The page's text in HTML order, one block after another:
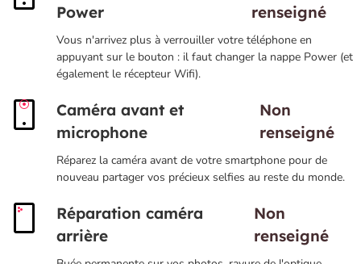
Power
renseigné
Vous n'arrivez plus à verrouiller votre téléphone en
appuyant sur le bouton : il faut changer la nappe Power (et
également le récepteur Wifi).
Caméra avant et
microphone
Non
renseigné
Réparez la caméra avant de votre smartphone pour de
nouveau partager vos précieux selfies au reste du monde.
Réparation caméra
arrière
Non
renseigné